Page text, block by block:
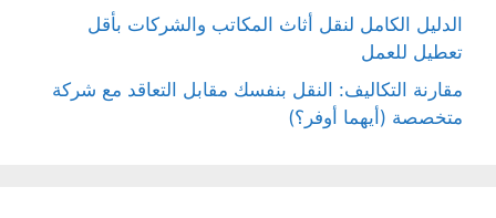
الدليل الكامل لنقل أثاث المكاتب والشركات بأقل
تعطيل للعمل
مقارنة التكاليف: النقل بنفسك مقابل التعاقد مع شركة
متخصصة (أيهما أوفر؟)